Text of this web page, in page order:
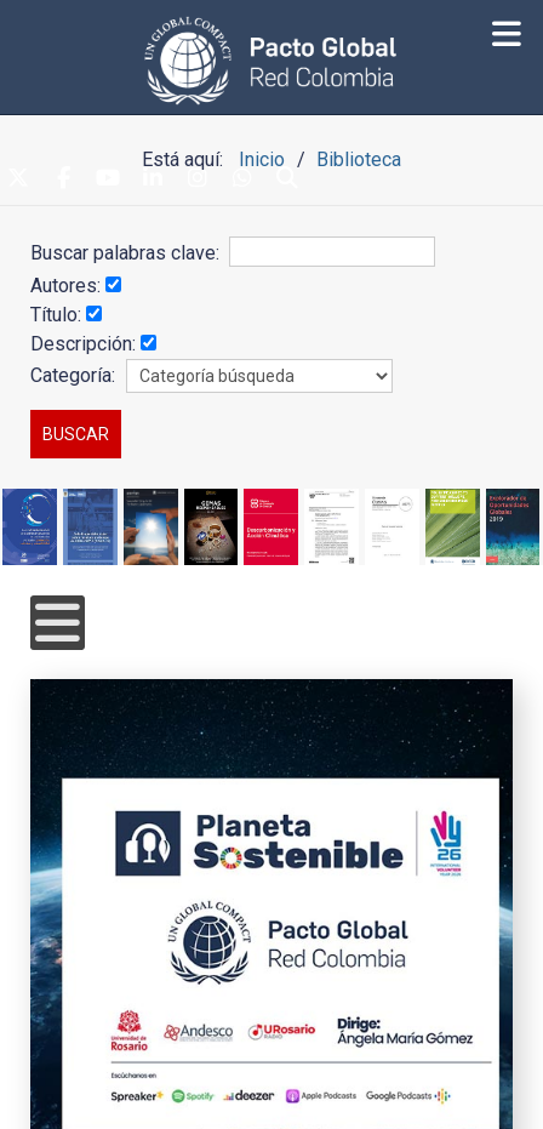
Está aquí: Inicio Biblioteca
Buscar palabras clave:
Autores:
Título:
Descripción:
Categoría: